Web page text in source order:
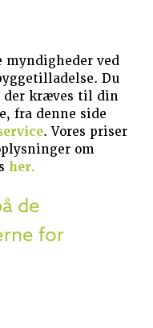
myndigheder ved
Du
der kræves til din
fra denne side
. Vores priser
om
her.
de
for